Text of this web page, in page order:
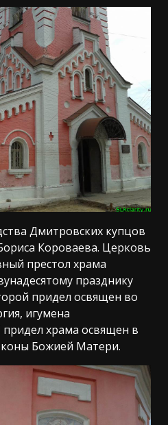
Дмитровских купцов
Короваева. Церковь
престол храма
празднику
придел освящен во
игумена
храма освящен в
Божией Матери.